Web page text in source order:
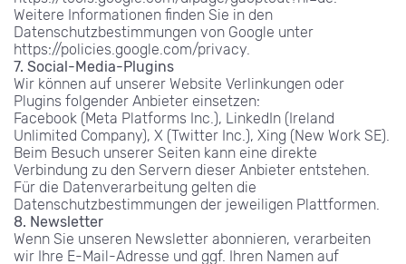
Weitere Informationen finden Sie in den
Datenschutzbestimmungen von Google unter
https://policies.google.com/privacy.
7. Social-Media-Plugins
Wir können auf unserer Website Verlinkungen oder
Plugins folgender Anbieter einsetzen:
Facebook (Meta Platforms Inc.), LinkedIn (Ireland
Unlimited Company), X (Twitter Inc.), Xing (New Work SE).
Beim Besuch unserer Seiten kann eine direkte
Verbindung zu den Servern dieser Anbieter entstehen.
Für die Datenverarbeitung gelten die
Datenschutzbestimmungen der jeweiligen Plattformen.
8. Newsletter
Wenn Sie unseren Newsletter abonnieren, verarbeiten
wir Ihre E-Mail-Adresse und ggf. Ihren Namen auf